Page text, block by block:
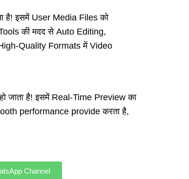
है! इसमें User Media Files को
की मदद से Auto Editing,
Quality Formats में Video
है! इसमें Real-Time Preview का
performance provide करता है,
Channel